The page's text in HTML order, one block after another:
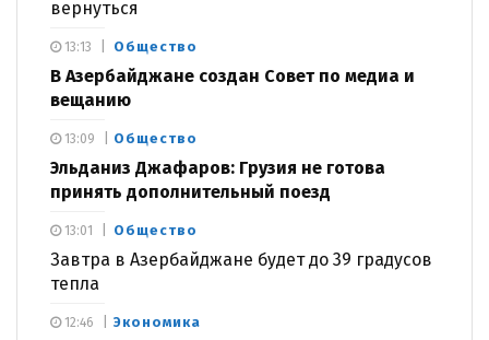
вернуться
Общество
В Азербайджане создан Совет по медиа и
вещанию
13:13
Общество
Эльданиз Джафаров: Грузия не готова
принять дополнительный поезд
13:09
Общество
Завтра в Азербайджане будет до 39 градусов
тепла
13:01
Экономика
12:46